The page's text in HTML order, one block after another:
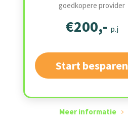
goedkopere provider
€200,- p.j
Start besparen
Meer informatie